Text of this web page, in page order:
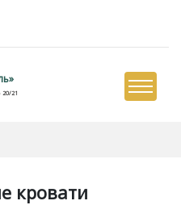
20/21
кровати